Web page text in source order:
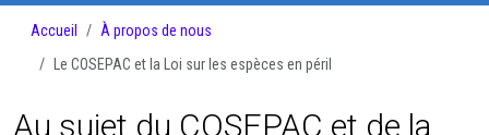
Accueil
À propos de nous
Le COSEPAC et la Loi sur les espèces en péril
Au sujet du COSEPAC et de la